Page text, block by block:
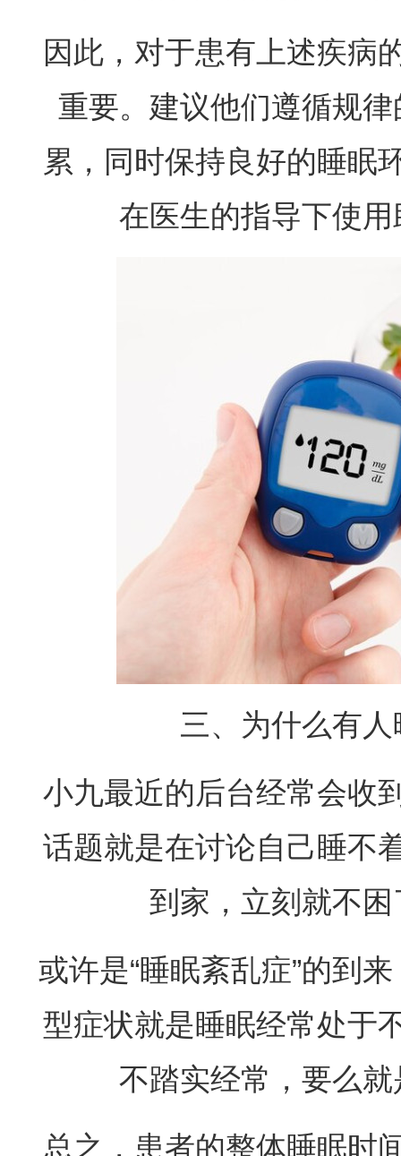
因此，对于患有上述疾病
重要。建议他们遵循规
累，同时保持良好的睡眠
在医生的指导下使
三、为什么有
小九最近的后台经常会收
话题就是在讨论自己睡不
到家，立刻就不
或许是“睡眠紊乱症”的到
型症状就是睡眠经常处于
不踏实经常，要么
总之，患者的整体睡眠时